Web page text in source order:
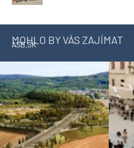
MOHLO BY VÁS ZAJÍMAT
ASB.SK